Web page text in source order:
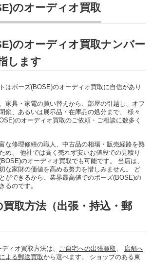
のオーディオ買取
のオーディオ買取ナンバー
します
はボーズ(BOSE)のオーディオ買取に自信があり
家具・家電の買い替えから、部屋の引越し、オフ
鎖、あるいは展示品・在庫品の処分まで、 様々
のオーディオ買取のご依頼・ご相談に数多く
な修理修繕の職人、中古品の相場・販売経路を熟
め、 他社では高く売れず安いお値段での見積り
のオーディオ買取でも可能です。 当店は、
な家財の価値を高める努力を惜しみません。 ど
ができるから、業界最高値でのボーズ(BOSE)の
るのです。
取方法（出張・持込・郵
ィオ買取方法は、 ご自宅への出張買取
店舗へ
よる郵送買取から選べます。 ショップのある東